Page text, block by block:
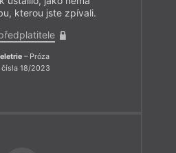
kterou jste zpívali.
– Próza
čísla 18/2023